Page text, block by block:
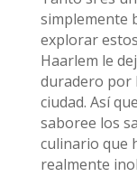
simplemente
explorar
Haarlem le
duradero por
ciudad. Así
saboree los
culinario que
realmente